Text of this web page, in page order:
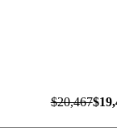
$20,467